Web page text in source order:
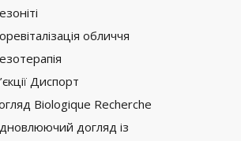
обличчя
Диспорт
Biologique Recherche
догляд із